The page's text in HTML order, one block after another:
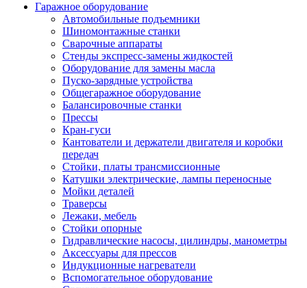
Гаражное оборудование
Автомобильные подъемники
Шиномонтажные станки
Сварочные аппараты
Стенды экспресс-замены жидкостей
Оборудование для замены масла
Пуско-зарядные устройства
Общегаражное оборудование
Балансировочные станки
Прессы
Кран-гуси
Кантователи и держатели двигателя и коробки
передач
Стойки, платы трансмиссионные
Катушки электрические, лампы переносные
Мойки деталей
Траверсы
Лежаки, мебель
Стойки опорные
Гидравлические насосы, цилиндры, манометры
Аксессуары для прессов
Индукционные нагреватели
Вспомогательное оборудование